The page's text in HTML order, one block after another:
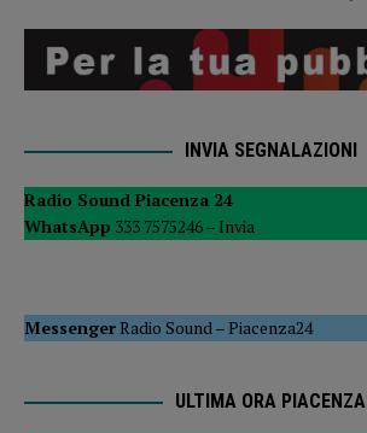
INVIA SEGNALAZIONI
Radio Sound Piacenza 24
WhatsApp 333 7575246 – Invia
MessengerRadio Sound–Piacenza24
ULTIMA ORA PIACENZA